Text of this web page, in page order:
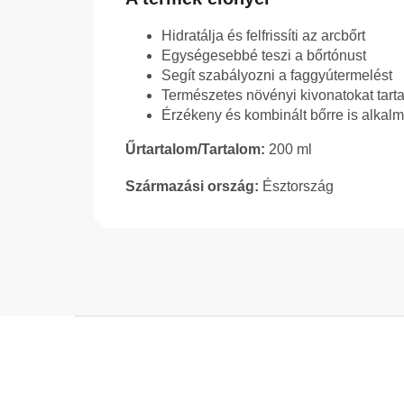
Hidratálja és felfrissíti az arcbőrt
Egységesebbé teszi a bőrtónust
Segít szabályozni a faggyútermelést
Természetes növényi kivonatokat
Érzékeny és kombinált bőrre is
Űrtartalom/Tartalom: 200 ml
Származási ország: Észtország